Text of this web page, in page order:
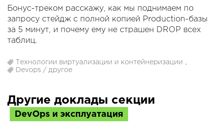
Бонус-треком расскажу, как мы поднимаем по
запросу стейдж с полной копией Production-базы
за 5 минут, и почему ему не страшен DROP всех
таблиц.
Технологии виртуализации и контейнеризации
Devops / другое
Другие доклады секции
DevOps и эксплуатация